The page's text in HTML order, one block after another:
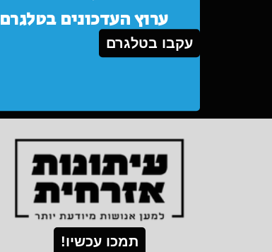
ערוץ העדכונים בטלגרם
עקבו בטלגרם
תמכו עכשיו!